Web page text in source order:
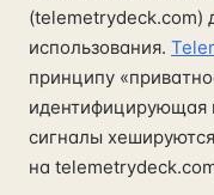
(telemetrydeck.com)
использования.
принципу
идентифицирующая
сигналы
на